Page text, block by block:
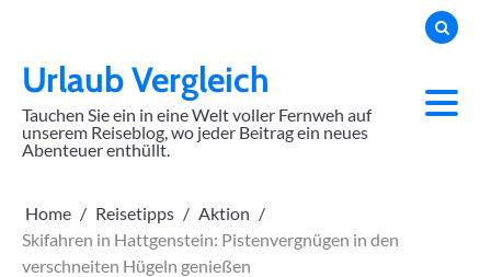
contentUrlaub Vergleich
Tauchen Sie ein in eine Welt voller Fernweh auf
unserem Reiseblog, wo jeder Beitrag ein neues
Abenteuer enthüllt.
Home Reisetipps
Aktion
Skifahren in Hattgenstein: Pistenvergnügen in den
verschneiten Hügeln genießen